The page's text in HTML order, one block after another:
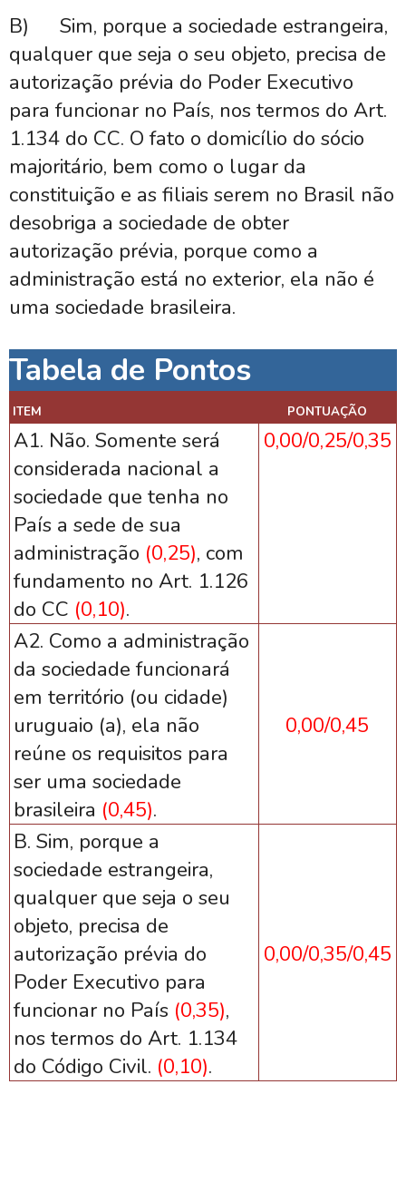
B)
Sim, porque a sociedade estrangeira,
qualquer que seja o seu objeto, precisa de
autorização prévia do Poder Executivo
para funcionar no País, nos termos do Art.
1.134 do CC. O fato o domicílio do sócio
majoritário, bem como o lugar da
constituição e as filiais serem no Brasil não
desobriga a sociedade de obter
autorização prévia, porque como a
administração está no exterior, ela não é
uma sociedade brasileira.
Tabela de Pontos
ITEM PONTUAÇÃO
A1. Não. Somente será
considerada nacional a
sociedade que tenha no
País a sede de sua
administração (0,25), com
fundamento no Art. 1.126
do CC (0,10).
0,00/0,25/0,35
A2. Como a administração
da sociedade funcionará
em território (ou cidade)
uruguaio (a), ela não
reúne os requisitos para
ser uma sociedade
brasileira (0,45).
0,00/0,45
B. Sim, porque a
sociedade estrangeira,
qualquer que seja o seu
objeto, precisa de
autorização prévia do
Poder Executivo para
funcionar no País (0,35),
nos termos do Art. 1.134
do Código Civil. (0,10).
0,00/0,35/0,45